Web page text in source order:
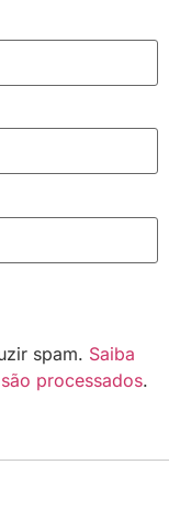
spam. Saiba
processados.